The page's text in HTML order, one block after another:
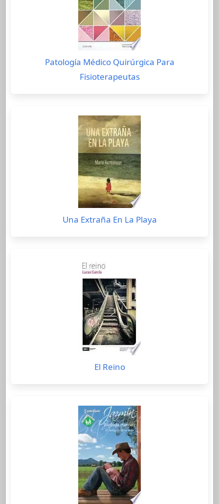
Patología Médico Quirúrgica Para
Fisioterapeutas
Una Extraña En La Playa
El Reino